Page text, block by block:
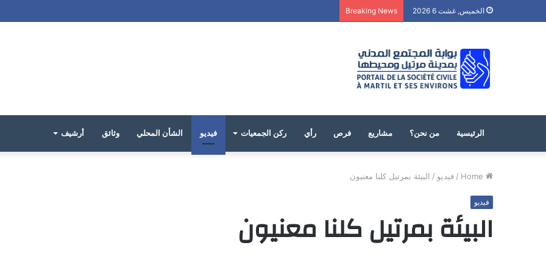
الخميس, غشت 6 2026 Breaking News
الرئيسية من نحن؟ مشاريع فرص رأي ركن الجمعيات فيديو الشأن المحلي وثائق أرشيف
/ فيديو / البيئة بمرتيل كلنا معنيون
فيديو
البيئة بمرتيل كلنا معنيون